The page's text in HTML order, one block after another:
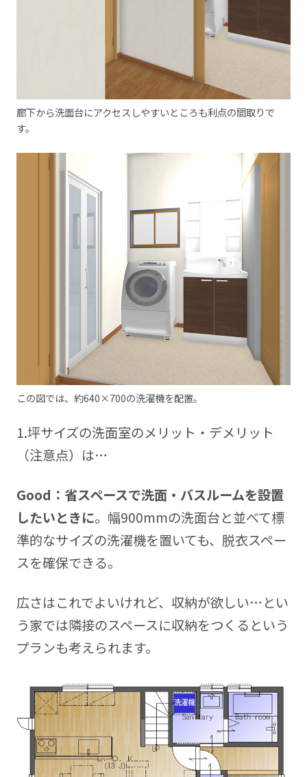
廊下から洗面台にアクセスしやすいところも利点の間取りで
す。
この図では、約640×700の洗濯機を配置。
1.坪サイズの洗面室のメリット・デメリット
（注意点）は…
Good：省スペースで洗面・バスルームを設置
したいときに。幅900mmの洗面台と並べて標
準的なサイズの洗濯機を置いても、脱衣スペー
スを確保できる。
広さはこれでよいけれど、収納が欲しい…とい
う家では隣接のスペースに収納をつくるという
プランも考えられます。